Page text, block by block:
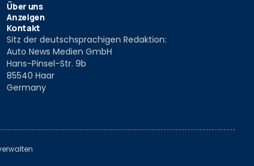
Über uns
Anzeigen
Kontakt
Sitz der deutschsprachigen Redaktion:
Auto News Medien GmbH
Hans-Pinsel-Str. 9b
85540 Haar
Germany